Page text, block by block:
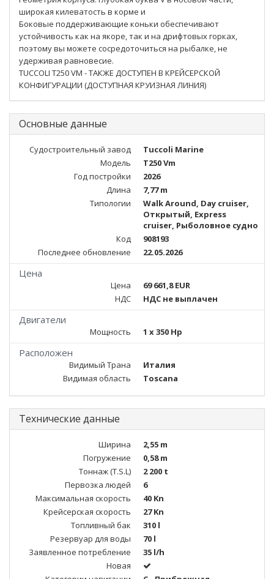
широкая килеватость в корме и
Боковые поддерживающие коньки обеспечивают
устойчивость как на якоре, так и на дрифтовых горках,
поэтому вы можете сосредоточиться на рыбалке, не
удерживая равновесие.
TUCCOLI T250 VM - ТАКЖЕ ДОСТУПЕН В КРЕЙСЕРСКОЙ
КОНФИГУРАЦИИ (ДОСТУПНАЯ КРУИЗНАЯ ЛИНИЯ)
Основные данные
Судостроительный завод
Tuccoli Marine
Модель
T250 Vm
Год постройки
2026
Длина
7,77 m
Типологии
Walk Around, Day cruiser,
Открытый, Express
cruiser, Рыболовное судно
Код
908193
Последнее обновление
22.05.2026
Цена
Цена
69 661,8 EUR
НДС
НДС не выплачен
Двигатели
Мощность 1 x 350 Hp
Расположен
Видимый Трана
Италия
Видимая область
Toscana
Технические данные
Ширина
2,55 m
Погружение
0,58 m
Тоннаж (T.S.L)
2 200 t
Первозка людей
6
Максимальная скорость
40 Kn
Крейсерская скорость
27 Kn
Топливный бак
310 l
Резервуар для воды
70 l
Заявленное потребление
35 l/h
Новая